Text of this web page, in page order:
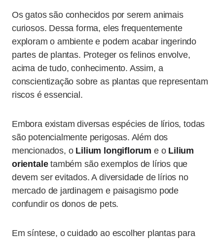
Os gatos são conhecidos por serem animais
curiosos. Dessa forma, eles frequentemente
exploram o ambiente e podem acabar ingerindo
partes de plantas. Proteger os felinos envolve,
acima de tudo, conhecimento. Assim, a
conscientização sobre as plantas que representam
riscos é essencial.
Embora existam diversas espécies de lírios, todas
são potencialmente perigosas. Além dos
mencionados, o Lilium longiflorum e o Lilium
orientaletambém são exemplos de lírios que
devem ser evitados. A diversidade de lírios no
mercado de jardinagem e paisagismo pode
confundir os donos de pets.
Em síntese, o cuidado ao escolher plantas para